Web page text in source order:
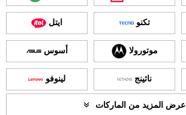
تكنو ايتل
موتورولا أسوس
ناثينج لينوفو
عرض المزيد من الماركات